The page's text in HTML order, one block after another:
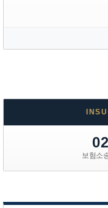
보험소